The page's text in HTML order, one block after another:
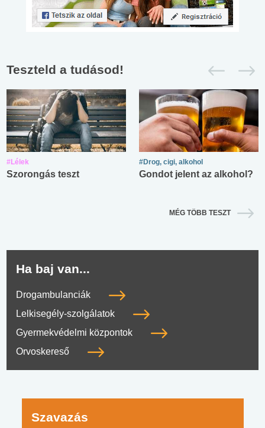
Teszteld a tudásod!
#Lélek
Szorongás teszt
#Drog, cigi, alkohol
Gondot jelent az alkohol?
MÉG TÖBB TESZT
Ha baj van...
Drogambulanciák
Lelkisegély-szolgálatok
Gyermekvédelmi központok
Orvoskereső
Szavazás